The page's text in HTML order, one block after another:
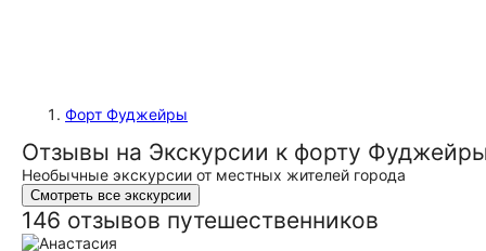
Форт Фуджейры
Отзывы на Экскурсии к форту
Необычные экскурсии от местных жителей города
Смотреть все экскурсии
146 отзывов путешественников